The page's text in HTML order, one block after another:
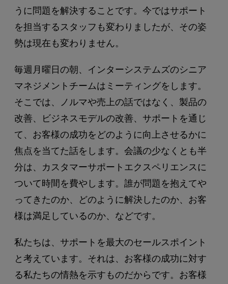
うに問題を解決することです。今ではサポート
を担当するスタッフも変わりましたが、その姿
勢は現在も変わりません。
毎週月曜日の朝、インターシステムズのシニア
マネジメントチームはミーティングをします。
そこでは、ノルマや売上の話ではなく、製品の
改善、ビジネスモデルの改善、サポートを通じ
て、お客様の成功をどのように向上させるかに
焦点を当てた話をします。会議の少なくとも半
分は、カスタマーサポートエクスペリエンスに
ついて時間を費やします。誰が問題を抱えてや
ってきたのか、どのように解決したのか、お客
様は満足しているのか、などです。
私たちは、サポートを最大のセールスポイント
と考えています。それは、お客様の成功に対す
る私たちの情熱を示すものだからです。お客様